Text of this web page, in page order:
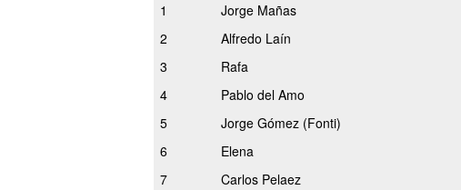
1
Jorge Mañas
2
Alfredo Laín
3
Rafa
4
Pablo del Amo
5
Jorge Gómez (Fonti)
6
Elena
7
Carlos Pelaez